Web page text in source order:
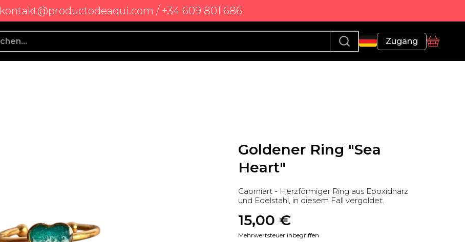
kontakt@productodeaqui.com / +34 609 801 686
Zugang
Profil
Korb
Goldener Ring "Sea
Heart"
Caorniart - Herzförmiger Ring aus Epoxidharz
und Edelstahl, in diesem Fall vergoldet.
15,00 €
Mehrwertsteuer inbegriffen